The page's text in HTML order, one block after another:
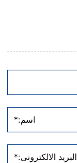
اسم:*
البريد الالكترونى:*